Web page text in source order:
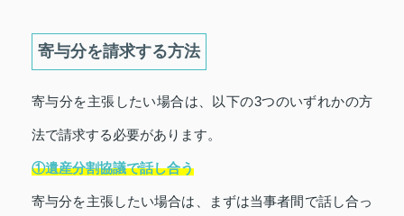
寄与分を請求する方法
寄与分を主張したい場合は、以下の3つのいずれかの方
法で請求する必要があります。
①遺産分割協議で話し合う
寄与分を主張したい場合は、まずは当事者間で話し合っ